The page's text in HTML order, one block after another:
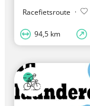
Racefietsroute ·
94,5 km